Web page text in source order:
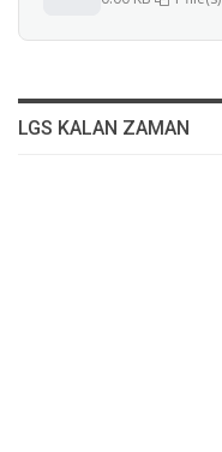
LGS KALAN ZAMAN